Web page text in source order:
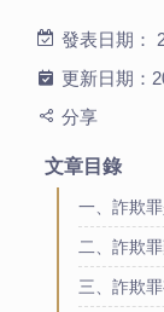
發表日期：
更新日期：
分享
文章目錄
一、詐欺
二、詐欺
三、詐欺